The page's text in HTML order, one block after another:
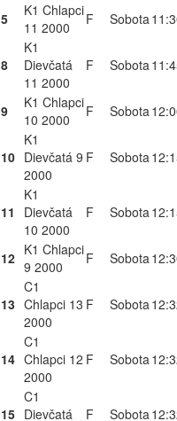
5
K1 Chlapci
11 2000
F Sobota
8
K1
Dievčatá
11 2000
F Sobota
9
K1 Chlapci
10 2000
F Sobota
10
K1
Dievčatá 9
2000
F Sobota
11
K1
Dievčatá
10 2000
F Sobota
12 K1 Chlapci
9 2000
F Sobota
13
C1
Chlapci 13
2000
F Sobota
14
C1
Chlapci 12
2000
F Sobota
15
C1
Dievčatá
F Sobota